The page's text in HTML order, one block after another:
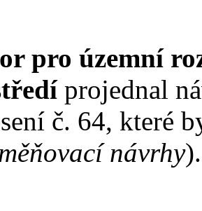
pro územní
projednal
č. 64, které
návrhy).